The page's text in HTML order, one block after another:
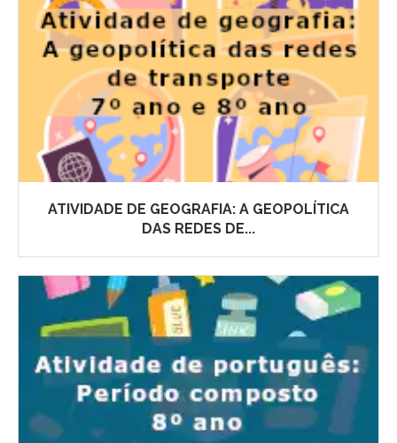
ATIVIDADE DE GEOGRAFIA: A GEOPOLÍTICA
DAS REDES DE...